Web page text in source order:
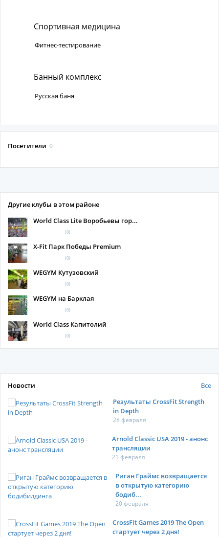
Спортивная медицина
Фитнес-тестирование
Банный комплекс
Русская баня
Посетители 0
Другие клубы в этом районе
World Class Lite Воробьевы гор...
(0)
X-Fit Парк Победы Premium
(0)
WEGYM Кутузовский
(0)
WEGYM на Барклая
(0)
World Class Капитолий
(0)
Новости
Все
Результаты CrossFit Strength
in Depth
28 февраля
Arnold Classic USA 2019 - анонс
трансляции
21 февраля
Риган Граймс возвращается
в открытую категорию
бодиб...
20 февраля
CrossFit Games 2019 The Open
стартует через 2 дня!